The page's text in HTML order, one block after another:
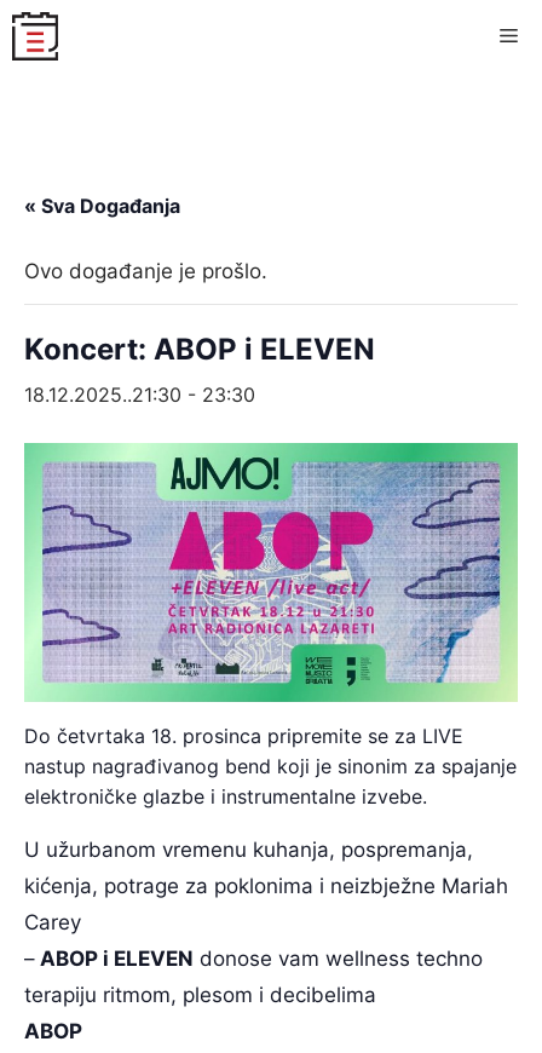
Skip
to
« Sva Događanja
Ovo događanje je prošlo.
Koncert: ABOP i ELEVEN
18.12.2025..21:30 - 23:30
Do četvrtaka 18. prosinca pripremite se za LIVE
nastup nagrađivanog bend koji je sinonim za spajanje
elektroničke glazbe i instrumentalne izvebe.
U užurbanom vremenu kuhanja, pospremanja,
kićenja, potrage za poklonima i neizbježne Mariah
Carey
– ABOP i ELEVEN donose vam wellness techno
terapiju ritmom, plesom i decibelima
ABOP